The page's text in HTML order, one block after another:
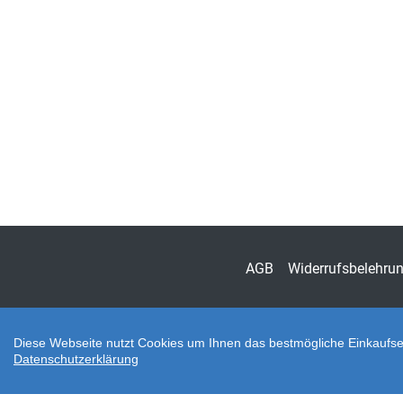
AGB
Diese Webseite nutzt Cookies um Ihnen das bestmögliche
Datenschutzerklärung